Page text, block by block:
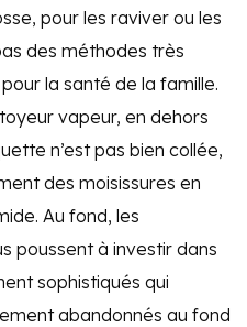
, pour les raviver ou les
des méthodes très
la santé de la famille.
vapeur, en dehors
n’est pas bien collée,
des moisissures en
Au fond, les
poussent à investir dans
sophistiqués qui
abandonnés au fond